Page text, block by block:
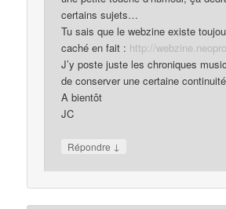
certains sujets…
Tu sais que le webzine existe
caché en fait : http://
J’y poste juste les chroniques
de conserver une certaine
A bientôt
JC
Répondre ↓